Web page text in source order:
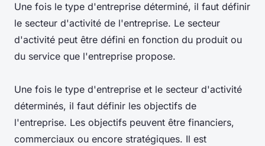
Une fois le type d'entreprise déterminé, il faut définir
le secteur d'activité de l'entreprise. Le secteur
d'activité peut être défini en fonction du produit ou
du service que l'entreprise propose.
Une fois le type d'entreprise et le secteur d'activité
déterminés, il faut définir les objectifs de
l'entreprise. Les objectifs peuvent être financiers,
commerciaux ou encore stratégiques. Il est